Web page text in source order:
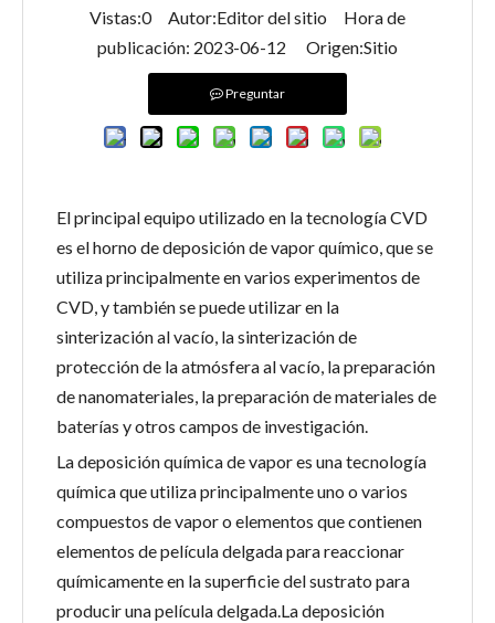
Vistas:0Autor:Editor del sitio Hora de
publicación: 2023-06-12 Origen:Sitio
Preguntar
El principal equipo utilizado en la tecnología CVD
es el horno de deposición de vapor químico, que se
utiliza principalmente en varios experimentos de
CVD, y también se puede utilizar en la
sinterización al vacío, la sinterización de
protección de la atmósfera al vacío, la preparación
de nanomateriales, la preparación de materiales de
baterías y otros campos de investigación.
La deposición química de vapor es una tecnología
química que utiliza principalmente uno o varios
compuestos de vapor o elementos que contienen
elementos de película delgada para reaccionar
químicamente en la superficie del sustrato para
producir una película delgada.La deposición